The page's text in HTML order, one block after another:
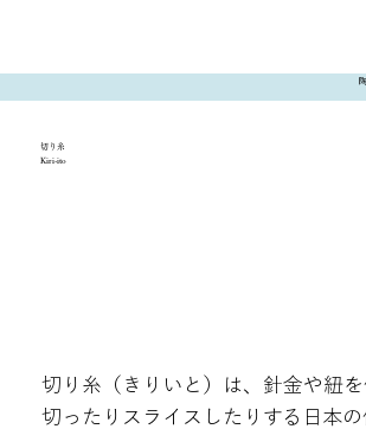
切り糸
Kiri-ito
切り糸（きりいと）は、針金や紐
切ったりスライスしたりする日本